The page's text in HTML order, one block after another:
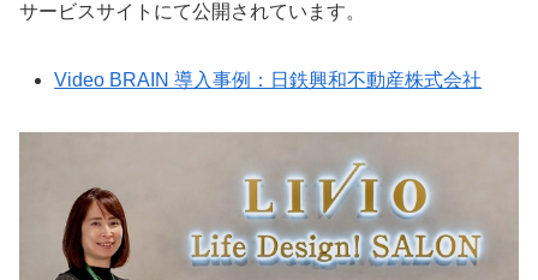
サービスサイトにて公開されています。
Video BRAIN 導入事例：日鉄興和不動産株式会社